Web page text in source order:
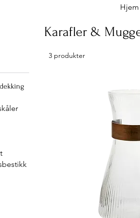
Hjem
Karafler &
3 produkter